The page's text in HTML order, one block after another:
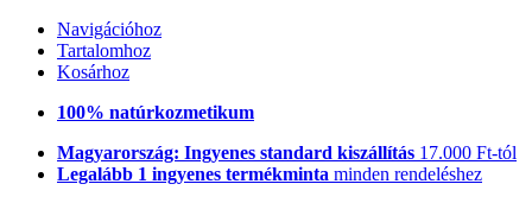
Navigációhoz
Tartalomhoz
Kosárhoz
100% natúrkozmetikum
Magyarország: Ingyenes standard kiszállítás 17.000 Ft-tól
Legalább 1 ingyenes termékminta minden rendeléshez